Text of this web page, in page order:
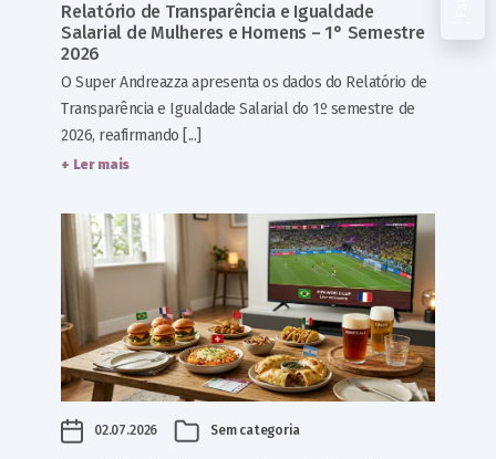
Relatório de Transparência e Igualdade
Salarial de Mulheres e Homens – 1° Semestre
2026
O Super Andreazza apresenta os dados do Relatório de
Transparência e Igualdade Salarial do 1º semestre de
2026, reafirmando [...]
+ Ler mais
02.07.2026 Sem categoria